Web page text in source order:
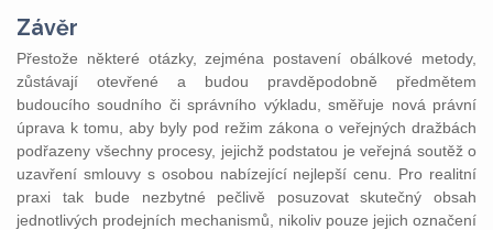
Závěr
Přestože některé otázky, zejména postavení obálkové metody,
zůstávají otevřené a budou pravděpodobně předmětem
budoucího soudního či správního výkladu, směřuje nová právní
úprava k tomu, aby byly pod režim zákona o veřejných dražbách
podřazeny všechny procesy, jejichž podstatou je veřejná soutěž o
uzavření smlouvy s osobou nabízející nejlepší cenu. Pro realitní
praxi tak bude nezbytné pečlivě posuzovat skutečný obsah
jednotlivých prodejních mechanismů, nikoliv pouze jejich označení